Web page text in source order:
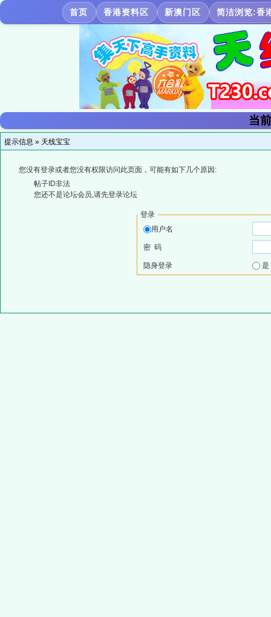
首页 香港资料区 新澳门区 简洁浏览:香
当
提示信息 » 天线宝宝
您没有登录或者您没有权限访问此页面，可能有如下几个原因:
帖子ID非法
您还不是论坛会员,请先登录论坛
登录
用户名
密 码
隐身登录